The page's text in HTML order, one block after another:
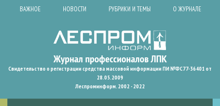
ВАЖНОЕ НОВОСТИ РУБРИКИ И ТЕМЫ О ЖУРНАЛЕ
Свидетельство о регистрации средства массовой информации ПИ №ФС77-36401 от
28.05.2009
Леспроминформ. 2002 - 2022